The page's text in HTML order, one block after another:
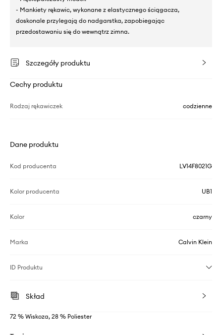
- Mankiety rękawic, wykonane z elastycznego ściągacza,
doskonale przylegają do nadgarstka, zapobiegając
przedostawaniu się do wewnątrz zimna.
Szczegóły produktu
Cechy produktu
Rodzaj rękawiczek codzienne
Dane produktu
Kod producenta LV14F8021G
Kolor producenta UB1
Kolor czarny
Marka Calvin Klein
ID Produktu
Skład
72 % Wiskoza, 28 % Poliester